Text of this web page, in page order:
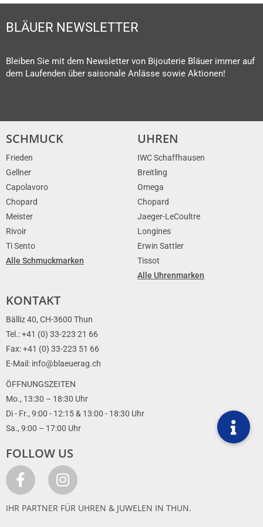
BLÄUER NEWSLETTER
Bleiben Sie mit dem Newsletter von Bijouterie Bläuer immer auf
dem Laufenden über saisonale Anlässe sowie Aktionen!
SCHMUCK
Frieden
Gellner
Capolavoro
Chopard
Meister
Rivoir
Ti Sento
Alle Schmuckmarken
UHREN
IWC Schaffhausen
Breitling
Omega
Chopard
Jaeger-LeCoultre
Longines
Erwin Sattler
Tissot
Alle Uhrenmarken
KONTAKT
Bälliz 40, CH-3600 Thun
Tel.: +41 (0) 33-223 21 66
Fax: +41 (0) 33-223 51 66
E-Mail: info@blaeuerag.ch
ÖFFNUNGSZEITEN
Mo., 13:30 – 18:30 Uhr
Di - Fr., 9:00 - 12:15 & 13:00 - 18:30 Uhr
Sa., 9:00 – 17:00 Uhr
FOLLOW US
IHR PARTNER FÜR UHREN & JUWELEN IN THUN.